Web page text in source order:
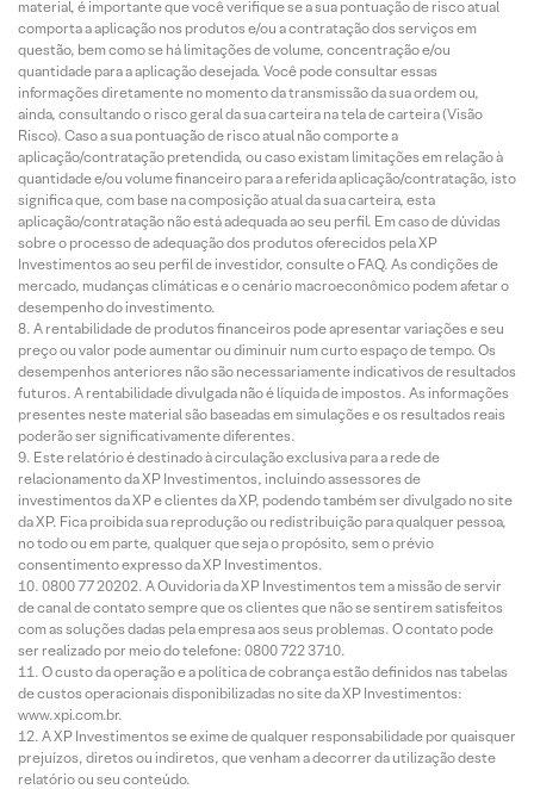
material, é importante que você verifique se a sua pontuação de risco atual
comporta a aplicação nos produtos e/ou a contratação dos serviços em
questão, bem como se há limitações de volume, concentração e/ou
quantidade para a aplicação desejada. Você pode consultar essas
informações diretamente no momento da transmissão da sua ordem ou,
ainda, consultando o risco geral da sua carteira na tela de carteira (Visão
Risco). Caso a sua pontuação de risco atual não comporte a
aplicação/contratação pretendida, ou caso existam limitações em relação à
quantidade e/ou volume financeiro para a referida aplicação/contratação, isto
significa que, com base na composição atual da sua carteira, esta
aplicação/contratação não está adequada ao seu perfil. Em caso de dúvidas
sobre o processo de adequação dos produtos oferecidos pela XP
Investimentos ao seu perfil de investidor, consulte o FAQ. As condições de
mercado, mudanças climáticas e o cenário macroeconômico podem afetar o
desempenho do investimento.
A rentabilidade de produtos financeiros pode apresentar variações e seu
preço ou valor pode aumentar ou diminuir num curto espaço de tempo. Os
desempenhos anteriores não são necessariamente indicativos de resultados
futuros. A rentabilidade divulgada não é líquida de impostos. As informações
presentes neste material são baseadas em simulações e os resultados reais
poderão ser significativamente diferentes.
Este relatório é destinado à circulação exclusiva para a rede de
relacionamento da XP Investimentos, incluindo assessores de
investimentos da XP e clientes da XP, podendo também ser divulgado no site
da XP. Fica proibida sua reprodução ou redistribuição para qualquer pessoa,
no todo ou em parte, qualquer que seja o propósito, sem o prévio
consentimento expresso da XP Investimentos.
0800 77 20202. A Ouvidoria da XP Investimentos tem a missão de servir
de canal de contato sempre que os clientes que não se sentirem satisfeitos
com as soluções dadas pela empresa aos seus problemas. O contato pode
ser realizado por meio do telefone: 0800 722 3710.
O custo da operação e a política de cobrança estão definidos nas tabelas
de custos operacionais disponibilizadas no site da XP Investimentos:
www.xpi.com.br.
A XP Investimentos se exime de qualquer responsabilidade por quaisquer
prejuízos, diretos ou indiretos, que venham a decorrer da utilização deste
relatório ou seu conteúdo.